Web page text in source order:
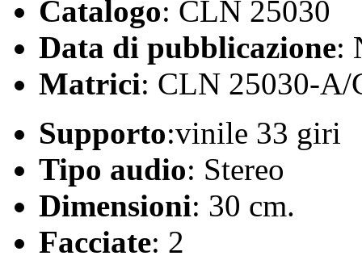
Catalogo: CLN 25030
Data di pubblicazione:
Matrici: CLN 25030-
Supporto:vinile 33 giri
Tipo audio: Stereo
Dimensioni: 30 cm.
Facciate: 2